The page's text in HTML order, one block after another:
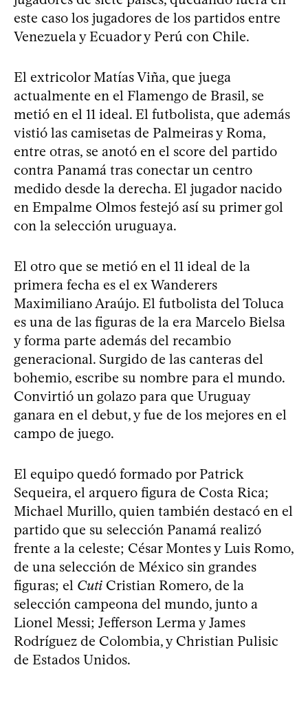
este caso los jugadores de los partidos entre
Venezuela y Ecuador y Perú con Chile.
El extricolor Matías Viña, que juega
actualmente en el Flamengo de Brasil, se
metió en el 11 ideal. El futbolista, que además
vistió las camisetas de Palmeiras y Roma,
entre otras, se anotó en el score del partido
contra Panamá tras conectar un centro
medido desde la derecha. El jugador nacido
en Empalme Olmos festejó así su primer gol
con la selección uruguaya.
El otro que se metió en el 11 ideal de la
primera fecha es el ex Wanderers
Maximiliano Araújo. El futbolista del Toluca
es una de las figuras de la era Marcelo Bielsa
y forma parte además del recambio
generacional. Surgido de las canteras del
bohemio, escribe su nombre para el mundo.
Convirtió un golazo para que Uruguay
ganara en el debut, y fue de los mejores en el
campo de juego.
El equipo quedó formado por Patrick
Sequeira, el arquero figura de Costa Rica;
Michael Murillo, quien también destacó en el
partido que su selección Panamá realizó
frente a la celeste; César Montes y Luis Romo,
de una selección de México sin grandes
figuras; el Cuti Cristian Romero, de la
selección campeona del mundo, junto a
Lionel Messi; Jefferson Lerma y James
Rodríguez de Colombia, y Christian Pulisic
de Estados Unidos.